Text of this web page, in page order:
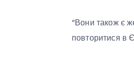
“Вони також є
повторитися в